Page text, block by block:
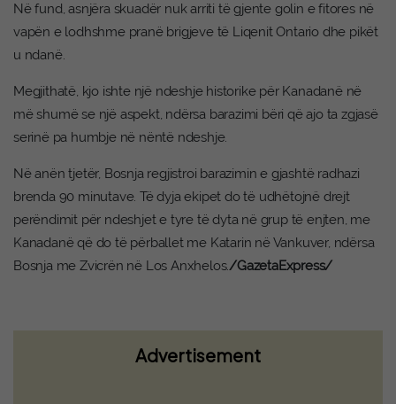
Në fund, asnjëra skuadër nuk arriti të gjente golin e fitores në
vapën e lodhshme pranë brigjeve të Liqenit Ontario dhe pikët
u ndanë.
Megjithatë, kjo ishte një ndeshje historike për Kanadanë në
më shumë se një aspekt, ndërsa barazimi bëri që ajo ta zgjasë
serinë pa humbje në nëntë ndeshje.
Në anën tjetër, Bosnja regjistroi barazimin e gjashtë radhazi
brenda 90 minutave. Të dyja ekipet do të udhëtojnë drejt
perëndimit për ndeshjet e tyre të dyta në grup të enjten, me
Kanadanë që do të përballet me Katarin në Vankuver, ndërsa
Bosnja me Zvicrën në Los Anxhelos./GazetaExpress/
Advertisement